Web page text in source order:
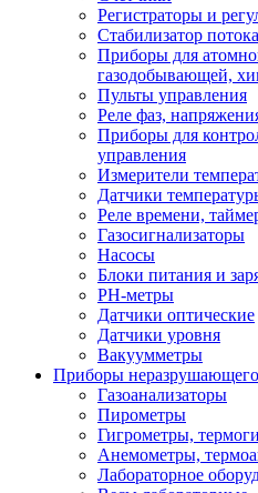
Регистраторы и
Стабилизатор потока
Приборы для
газодобывающей,
Пульты управления
Реле фаз,
Приборы для
управления
Измерители
Датчики
Реле времени,
Газосигнализаторы
Насосы
Блоки питания и
PH-метры
Датчики оптические
Датчики уровня
Вакуумметры
Приборы неразрушающего
Газоанализаторы
Пирометры
Гигрометры,
Анемометры,
Лабораторное